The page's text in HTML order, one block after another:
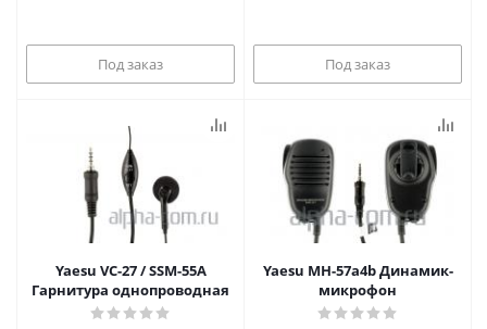
Под заказ Под заказ
Yaesu VC-27 / SSM-55A
Гарнитура однопроводная
Yaesu MH-57a4b Динамик-
микрофон